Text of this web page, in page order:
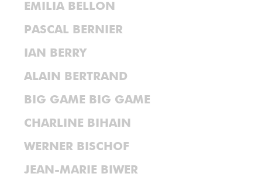
EMILIA BELLON
PASCAL BERNIER
IAN BERRY
ALAIN BERTRAND
BIG GAME BIG GAME
CHARLINE BIHAIN
WERNER BISCHOF
JEAN-MARIE BIWER